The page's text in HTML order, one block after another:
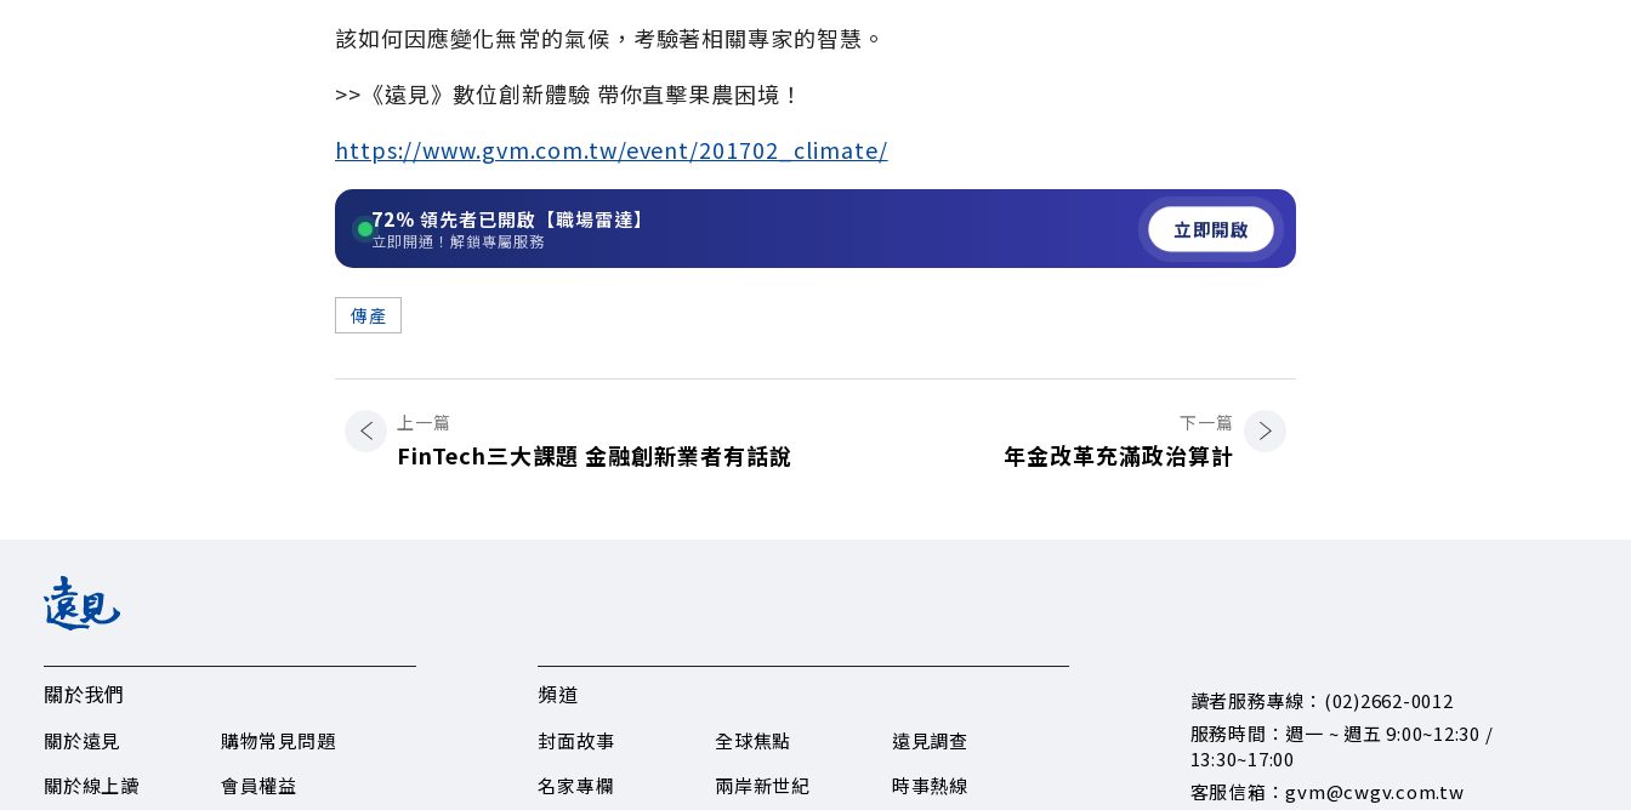
該如何因應變化無常的氣候，考驗著相關專家的智慧。
>>《遠見》數位創新體驗 帶你直擊果農困境！
https://www.gvm.com.tw/event/201702_climate/
72% 領先者已開啟【職場雷達】
立即開通！解鎖專屬服務 立即開啟
傳產
上一篇
FinTech三大課題 金融創新業者有話說
下一篇
年金改革充滿政治算計
關於我們
關於遠見
關於線上讀
購物常見問題
會員權益
頻道
封面故事
名家專欄
全球焦點
兩岸新世紀
遠見調查
時事熱線
讀者服務專線：(02)2662-0012
服務時間：週一 ~ 週五 9:00~12:30 /
13:30~17:00
客服信箱：gvm@cwgv.com.tw